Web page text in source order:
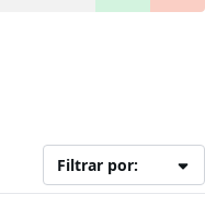
Filtrar por: